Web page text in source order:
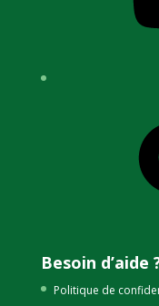
Besoin d’aide
Politique de